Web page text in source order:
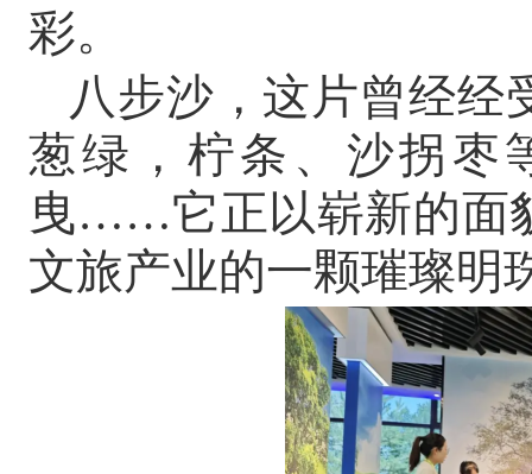
彩。
八步沙，这片曾经经
葱绿，柠条、沙拐枣
曳……它正以崭新的面
文旅产业的一颗璀璨明